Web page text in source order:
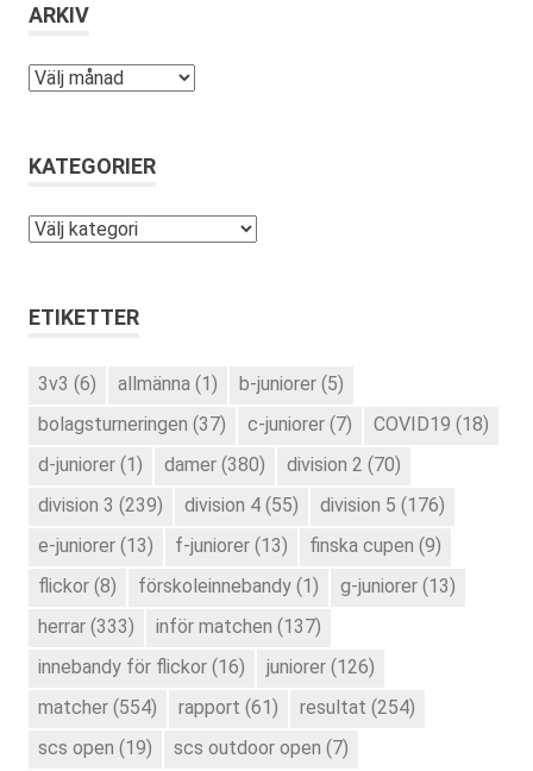
ARKIV
Arkiv
KATEGORIER
Kategorier
ETIKETTER
3v3 (6) allmänna (1) b-juniorer (5)
bolagsturneringen (37) c-juniorer (7) COVID19 (18)
d-juniorer (1) damer (380) division 2 (70)
division 3 (239) division 4 (55) division 5 (176)
e-juniorer (13) f-juniorer (13) finska cupen (9)
flickor (8) förskoleinnebandy (1) g-juniorer (13)
herrar (333) inför matchen (137)
innebandy för flickor (16) juniorer (126)
matcher (554) rapport (61) resultat (254)
scs open (19) scs outdoor open (7)